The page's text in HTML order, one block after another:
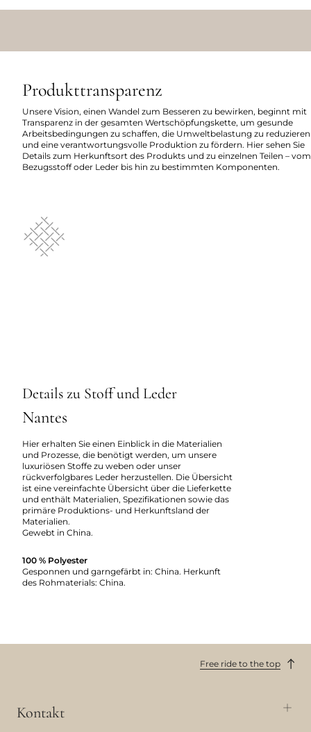
Produkttransparenz
Unsere Vision, einen Wandel zum Besseren zu bewirken, beginnt mit
Transparenz in der gesamten Wertschöpfungskette, um gesunde
Arbeitsbedingungen zu schaffen, die Umweltbelastung zu reduzieren
und eine verantwortungsvolle Produktion zu fördern. Hier sehen Sie
Details zum Herkunftsort des Produkts und zu einzelnen Teilen – vom
Bezugsstoff oder Leder bis hin zu bestimmten Komponenten.
Details zu Stoff und Leder
Nantes
Hier erhalten Sie einen Einblick in die Materialien
und Prozesse, die benötigt werden, um unsere
luxuriösen Stoffe zu weben oder unser
rückverfolgbares Leder herzustellen. Die Übersicht
ist eine vereinfachte Übersicht über die Lieferkette
und enthält Materialien, Spezifikationen sowie das
primäre Produktions- und Herkunftsland der
Materialien.
Gewebt in China.
100 % Polyester
Gesponnen und garngefärbt in: China. Herkunft
des Rohmaterials: China.
Free ride to the top
Kontakt